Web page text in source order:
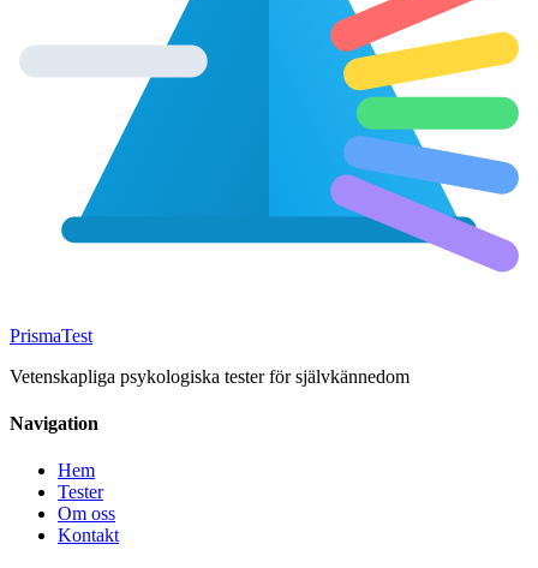
PrismaTest
Vetenskapliga psykologiska tester för självkännedom
Navigation
Hem
Tester
Om oss
Kontakt